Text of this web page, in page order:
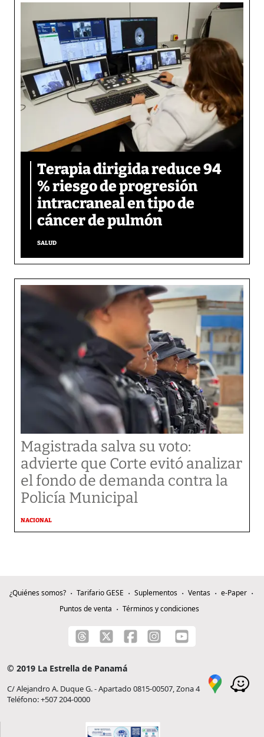
Terapia dirigida reduce 94
% riesgo de progresión
intracraneal en tipo de
cáncer de pulmón
SALUD
Magistrada salva su voto:
advierte que Corte evitó analizar
el fondo de demanda contra la
Policía Municipal
NACIONAL
¿Quiénes somos? Tarifario GESE Suplementos Ventas
e-Paper
Puntos de venta
Términos y condiciones
© 2019 La Estrella de Panamá
C/ Alejandro A. Duque G. - Apartado 0815-00507, Zona 4
Teléfono: +507 204-0000